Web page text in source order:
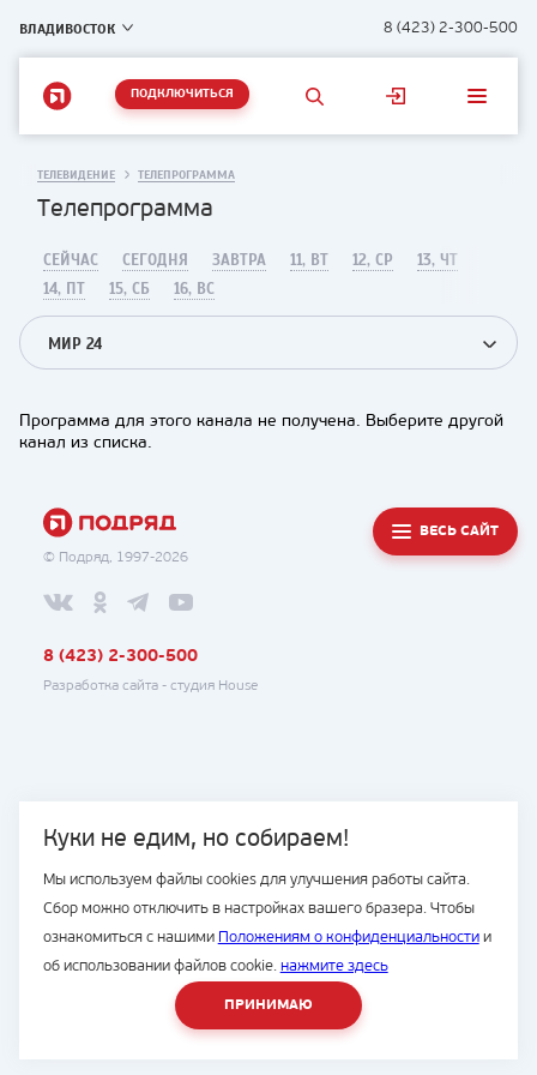
ВЛАДИВОСТОК 8 (423) 2-300-500
ПОДКЛЮЧИТЬСЯ
Куки не едим, но собираем!
Мы используем файлы cookies для улучшения работы сайта.
Сбор можно отключить в настройках вашего бразера. Чтобы
ознакомиться с нашими Положениям о конфиденциальностии
об использовании файлов cookie. нажмите здесь
ПРИНИМАЮ
ТЕЛЕВИДЕНИЕ ТЕЛЕПРОГРАММА
Телепрограмма
СЕЙЧАС СЕГОДНЯ ЗАВТРА 11, ВТ 12, СР
13, ЧТ
14, ПТ
15, СБ 16, ВС
МИР 24
Программа для этого канала не получена. Выберите другой
канал из списка.
© Подряд, 1997-2026
ВЕСЬ САЙТ
8 (423) 2-300-500
Разработка сайта - студия House